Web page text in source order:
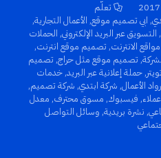
تعلّم
, ابي تصميم موقع, الأعمال التجارية,
, التسويق عبر البريد الإلكتروني, الحملات
الانترنت, تصميم موقع انترنت,
, تصميم موقع مثل حراج, تصميم
تويتر,حملة إعلانية عبر البريد,خدمات
رواد الأعمال, شركة ابتدي, شركة تصميم,
عملاء, فيسبوك, مسوق محترف, معدل
, نشرة بريدية, وسائل التواصل